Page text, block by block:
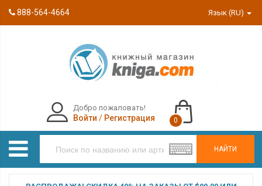
888-564-4664 Язык (RU)
НАЙТИ
Добро пожаловать!
Войти / Регистрация 0